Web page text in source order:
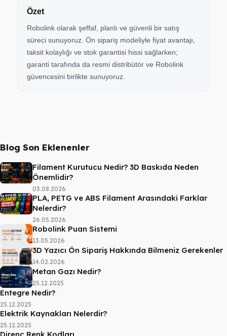
Özet
Robolink olarak şeffaf, planlı ve güvenli bir satış
süreci sunuyoruz. Ön sipariş modeliyle fiyat avantajı,
taksit kolaylığı ve stok garantisi hissi sağlarken;
garanti tarafında da resmi distribütör ve Robolink
güvencesini birlikte sunuyoruz.
Blog Son Eklenenler
Filament Kurutucu Nedir? 3D Baskıda Neden
Önemlidir?
03.08.2026
PLA, PETG ve ABS Filament Arasındaki Farklar
Nelerdir?
26.05.2026
Robolink Puan Sistemi
13.05.2026
3D Yazıcı Ön Sipariş Hakkında Bilmeniz Gerekenler
14.02.2026
Metan Gazı Nedir?
25.12.2025
Entegre Nedir?
25.12.2025
Elektrik Kaynakları Nelerdir?
25.12.2025